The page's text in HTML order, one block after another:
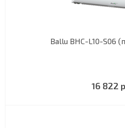
Ballu BHC-L10-S06
16 822